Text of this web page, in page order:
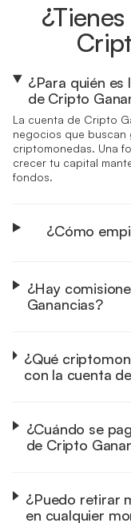
¿Para quién es
de Cripto
La cuenta de Cripto
negocios que buscan
criptomonedas. Una
crecer tu capital
fondos.
¿Cómo
Elige los
Empieza a ganar
Más detalles sobre
Cripto Gananciasaquí.
¿Hay
Ganancias?
¿Qué
con la cuenta
Ethereum (ETH)
Polkadot (DOT)
Polygon (POL)
¿Cuándo se
de Cripto
aquí¿Puedo retirar
en cualquier